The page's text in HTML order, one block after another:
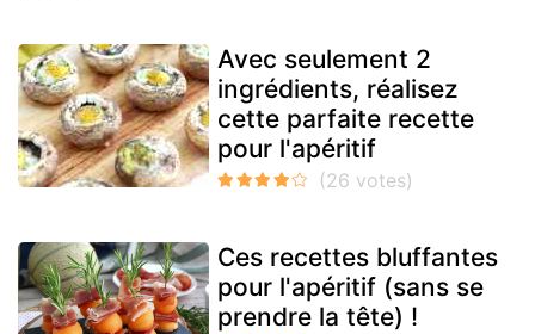
Avec seulement 2
ingrédients, réalisez
cette parfaite recette
pour l'apéritif
Ces recettes bluffantes
pour l'apéritif (sans se
prendre la tête) !